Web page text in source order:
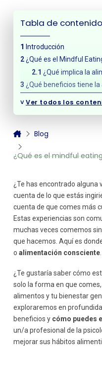
Tabla de
Introducción
¿Qué es el Mindful
¿Qué implica la
¿Qué beneficios tiene
Fomenta una
¿Cómo practicar el
Presta atención a
saciedad
Come despacio y
Observa tus
˅Ver todos los
Blog
¿Qué es el mindful
¿Te has encontrado alguna
cuenta de lo que estás
cuenta de que comes más
Estas experiencias son
muchas veces comemos
que hacemos. Aquí es
o alimentación consciente.
¿Te gustaría saber cómo
solo la forma en que
alimentos y tu bienestar
exploraremos en
beneficios y cómo puedes
un/a profesional de la
mejorar sus hábitos